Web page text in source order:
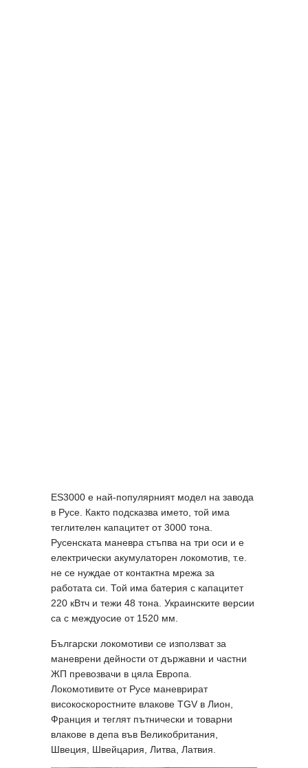
ES3000 е най-популярният модел на завода
в Русе. Както подсказва името, той има
теглителен капацитет от 3000 тона.
Русенската маневра стъпва на три оси и е
електрически акумулаторен локомотив, т.е.
не се нуждае от контактна мрежа за
работата си. Той има батерия с капацитет
220 кВтч и тежи 48 тона. Украинските версии
са с междуосие от 1520 мм.
Български локомотиви се използват за
маневрени дейности от държавни и частни
ЖП превозвачи в цяла Европа.
Локомотивите от Русе маневрират
високоскоростните влакове TGV в Лион,
Франция и теглят пътнически и товарни
влакове в депа във Великобритания,
Швеция, Швейцария, Литва, Латвия.